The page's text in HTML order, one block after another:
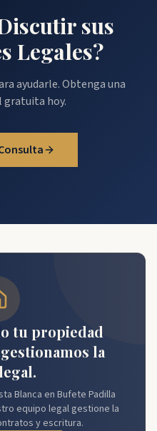
sus
Legales?
ayudarle. Obtenga una
hoy.
tu propiedad
la
Blanca en Bufete Padilla
equipo legal gestione la
y escritura.